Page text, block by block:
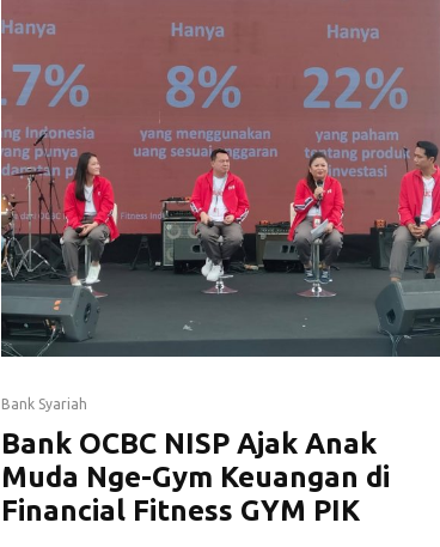
Bank Syariah
Bank OCBC NISP Ajak Anak
Muda Nge-Gym Keuangan di
Financial Fitness GYM PIK